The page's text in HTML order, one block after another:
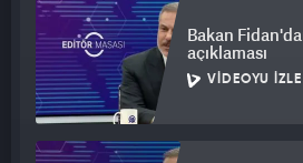
Bakan
açıklaması
VIDEOYU İZLE